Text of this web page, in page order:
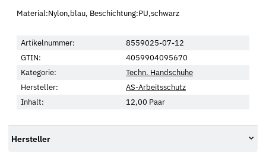
Material:Nylon,blau, Beschichtung:PU,schwarz
Artikelnummer:
8559025-07-12
GTIN:
4059904095670
Kategorie:
Techn. Handschuhe
Hersteller:
AS-Arbeitsschutz
Inhalt:
12,00 Paar
Hersteller